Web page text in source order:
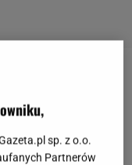
serca,
treningu
sp. z o.o.
Partnerów